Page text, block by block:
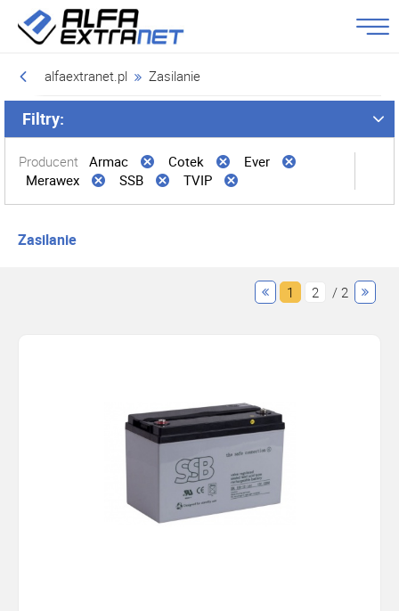
alfaextranet.pl Zasilanie
Filtry:
Producent Armac Cotek
Ever
Merawex
SSB TVIP
Zasilanie
1 2 / 2